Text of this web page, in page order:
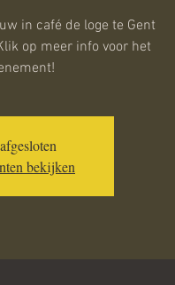
in café de loge te Gent
op meer info voor het
bekijken